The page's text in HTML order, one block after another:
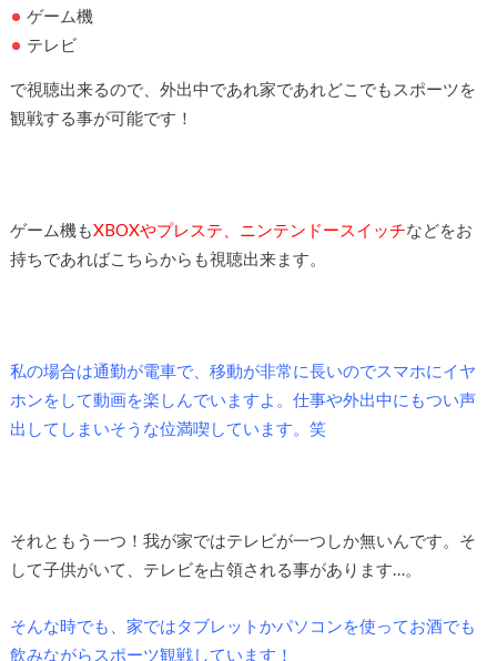
ゲーム機
テレビ
で視聴出来るので、外出中であれ家であれどこでもスポーツを
観戦する事が可能です！
ゲーム機もXBOXやプレステ、ニンテンドースイッチなどをお
持ちであればこちらからも視聴出来ます。
私の場合は通勤が電車で、移動が非常に長いのでスマホにイヤ
ホンをして動画を楽しんでいますよ。仕事や外出中にもつい声
出してしまいそうな位満喫しています。笑
それともう一つ！我が家ではテレビが一つしか無いんです。そ
して子供がいて、テレビを占領される事があります…。
そんな時でも、家ではタブレットかパソコンを使ってお酒でも
飲みながらスポーツ観戦しています！